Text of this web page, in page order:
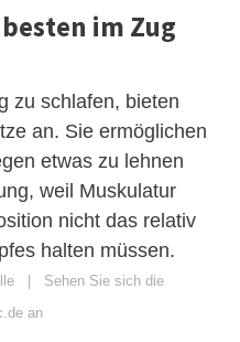
im Zug
zu schlafen, bieten
an. Sie ermöglichen
etwas zu lehnen
weil Muskulatur
nicht das relativ
halten müssen.
| Sehen Sie sich die
an